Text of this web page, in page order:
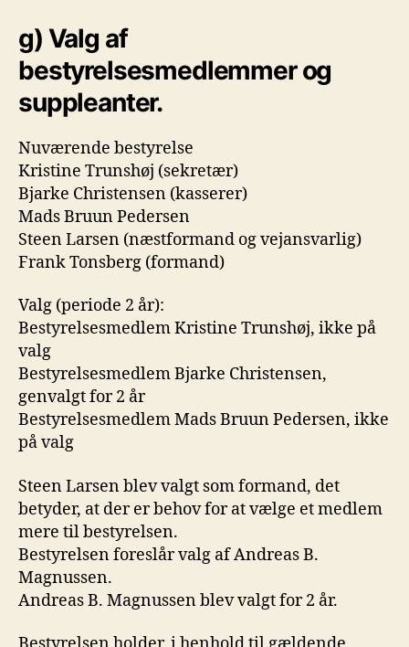
g) Valg af
bestyrelsesmedlemmer og
suppleanter.
Nuværende bestyrelse
Kristine Trunshøj (sekretær)
Bjarke Christensen (kasserer)
Mads Bruun Pedersen
Steen Larsen (næstformand og vejansvarlig)
Frank Tonsberg (formand)
Valg (periode 2 år):
Bestyrelsesmedlem Kristine Trunshøj, ikke på
valg
Bestyrelsesmedlem Bjarke Christensen,
genvalgt for 2 år
Bestyrelsesmedlem Mads Bruun Pedersen, ikke
på valg
Steen Larsen blev valgt som formand, det
betyder, at der er behov for at vælge et medlem
mere til bestyrelsen.
Bestyrelsen foreslår valg af Andreas B.
Magnussen.
Andreas B. Magnussen blev valgt for 2 år.